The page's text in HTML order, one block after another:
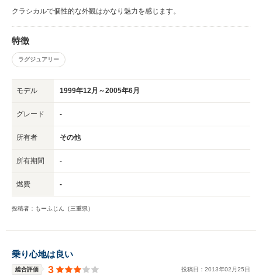
クラシカルで個性的な外観はかなり魅力を感じます。
特徴
ラグジュアリー
モデル 1999年12月～2005年6月
グレード -
所有者 その他
所有期間 -
燃費 -
投稿者：もーふじん（三重県）
乗り心地は良い
総合評価 3 投稿日： 2013年02 月25日